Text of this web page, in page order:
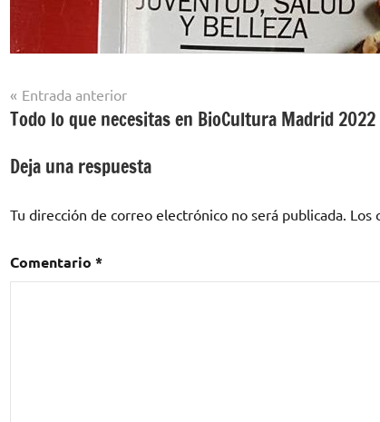
Navegación
de
entradas
Entrada anterior
Todo lo que necesitas en BioCultura Madrid 2022
Deja una respuesta
Tu dirección de correo electrónico no será publicada. Los
Comentario *